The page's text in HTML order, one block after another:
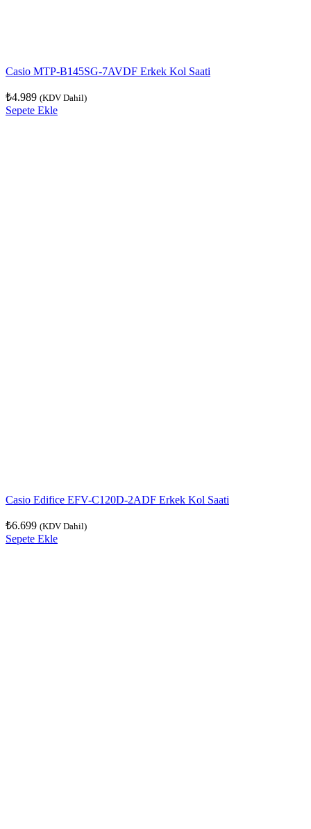
Casio MTP-B145SG-7AVDF Erkek Kol Saati
₺4.989 (KDV Dahil)
Sepete Ekle
Casio Edifice EFV-C120D-2ADF Erkek Kol Saati
₺6.699 (KDV Dahil)
Sepete Ekle